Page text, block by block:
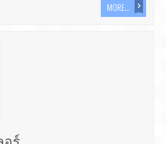
MORE...